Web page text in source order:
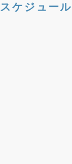
スケジュール